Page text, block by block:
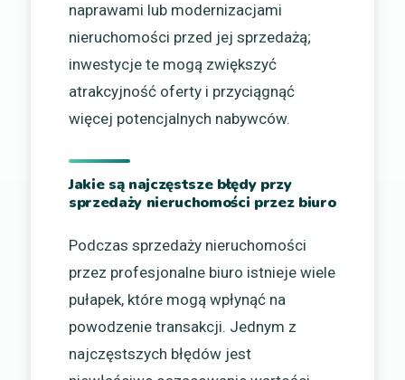
naprawami lub modernizacjami
nieruchomości przed jej sprzedażą;
inwestycje te mogą zwiększyć
atrakcyjność oferty i przyciągnąć
więcej potencjalnych nabywców.
Jakie są najczęstsze błędy przy
sprzedaży nieruchomości przez biuro
Podczas sprzedaży nieruchomości
przez profesjonalne biuro istnieje wiele
pułapek, które mogą wpłynąć na
powodzenie transakcji. Jednym z
najczęstszych błędów jest